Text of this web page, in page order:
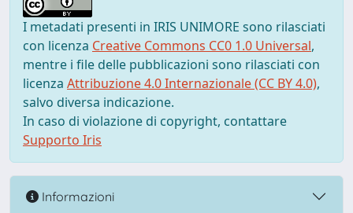
I metadati presenti in IRIS UNIMORE sono rilasciati
con licenza Creative Commons CC0 1.0 Universal,
mentre i file delle pubblicazioni sono rilasciati con
licenza Attribuzione 4.0 Internazionale (CC BY 4.0),
salvo diversa indicazione.
In caso di violazione di copyright, contattare
Supporto Iris
Informazioni